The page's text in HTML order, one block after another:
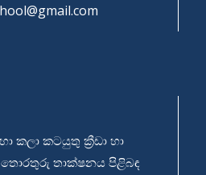
කලා කටයුතු ක්‍රීඩා හා
තාක්ෂනය පිළිබඳ